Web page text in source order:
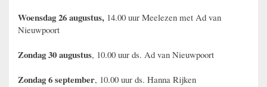
Woensdag 26 augustus, 14.00 uur Meelezen met Ad van
Nieuwpoort
Zondag 30 augustus, 10.00 uur ds. Ad van Nieuwpoort
Zondag 6 september, 10.00 uur ds. Hanna Rijken